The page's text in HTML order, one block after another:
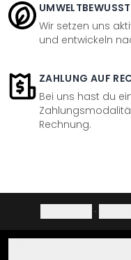
UMWELTBEWUSST
Wir setzen uns
und entwickeln
ZAHLUNG AUF
Bei uns hast du
Rechnung.
·